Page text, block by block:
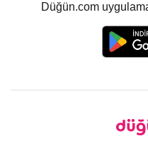
Düğün.com